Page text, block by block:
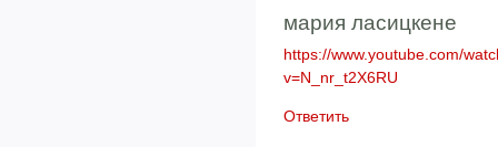
мария ласицкене
https://www.youtube.com/
v=N_nr_t2X6RU
Ответить